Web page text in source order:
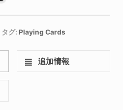
タグ: Playing Cards
追加情報